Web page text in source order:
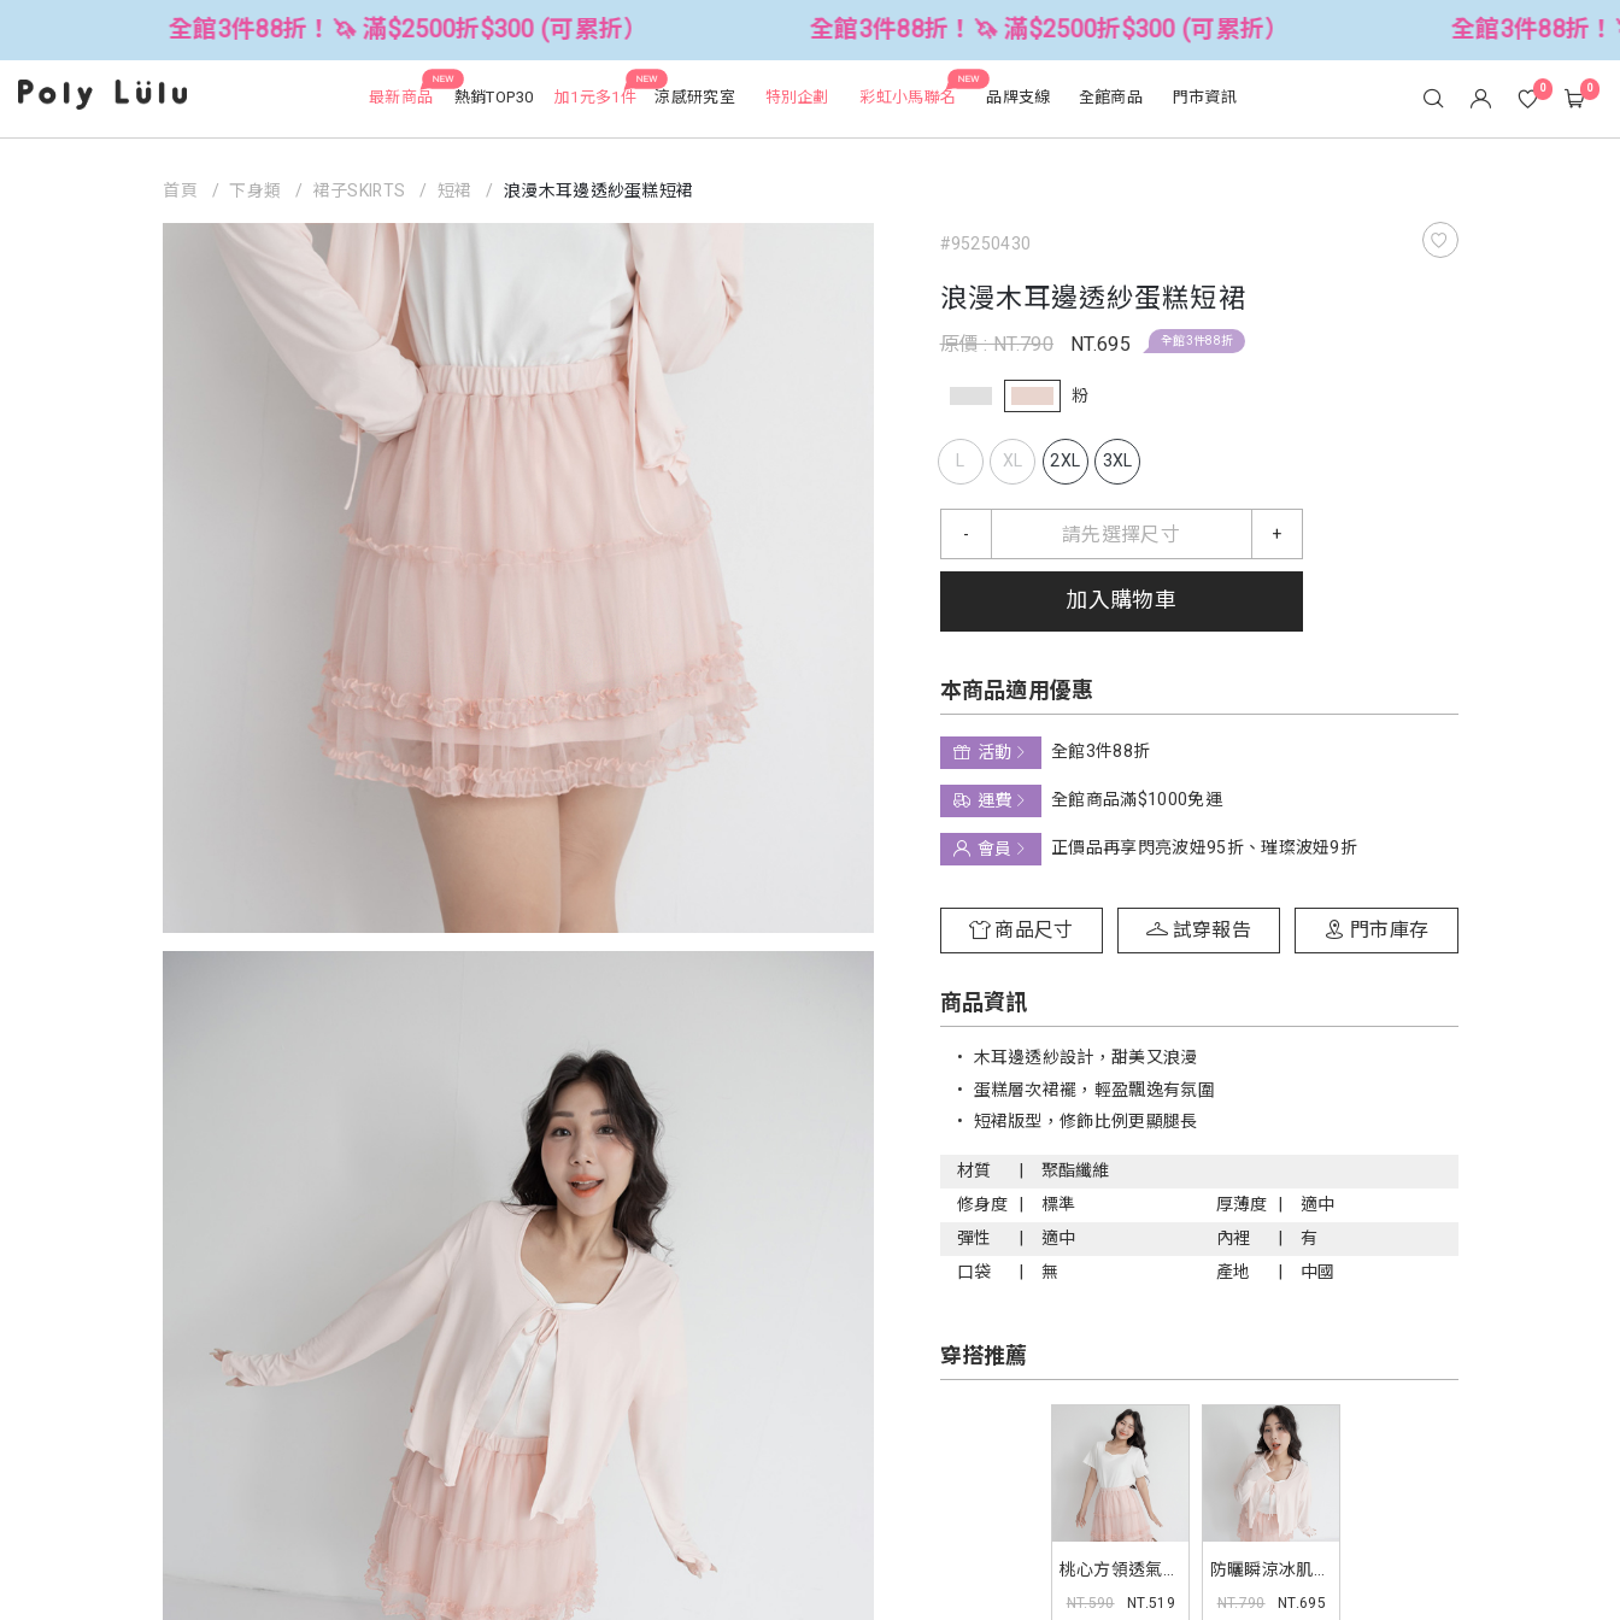
全館3件88折！🦄 滿$2500折$300 (可累折） 全館3件88折！🦄 滿$2500折$300 (可累折） 全館3件88折！🦄 滿$2500
NEW
最新商品 熱銷TOP30
NEW
加1元多1件 涼感研究室 特別企劃
NEW
彩虹小馬聯名 品牌支線 全館商品 門市資訊 0 0
#95250430
浪漫木耳邊透紗蛋糕短裙
原價 : NT.790 NT.695 全館3件88折
粉
L XL 2XL 3XL
請先選擇尺寸
- +
加入購物車
本商品適用優惠
活動
全館3件88折
運費
全館商品滿$1000免運
會員
正價品再享閃亮波妞95折、璀璨波妞9折
商品尺寸 試穿報告 門市庫存
商品資訊
• 木耳邊透紗設計，甜美又浪漫
• 蛋糕層次裙襬，輕盈飄逸有氛圍
• 短裙版型，修飾比例更顯腿長
材質
聚酯纖維
修身度
標準 厚薄度
適中
彈性
適中 內裡
有
口袋
無 產地 中國
穿搭推薦
桃心方領透氣
2.0瘦瘦TEE
NT.590 NT.519
防曬瞬涼冰肌短
版木耳邊外套
NT.790 NT.695
首頁 下身類 裙子SKIRTS 短裙 浪漫木耳邊透紗蛋糕短裙